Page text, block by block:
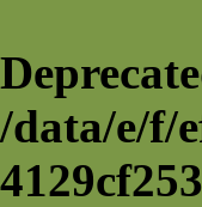
/data/e/f/